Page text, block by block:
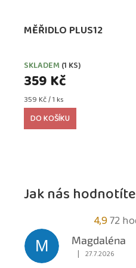
MĚŘIDLO PLUS12
SKLADEM (1 KS)
359 Kč
Měrná
cena:
359 Kč / 1 ks
DO KOŠÍKU
Jak nás hodnotíte
4,972
M
Magdaléna
Hodnocení
| 27.7.2026